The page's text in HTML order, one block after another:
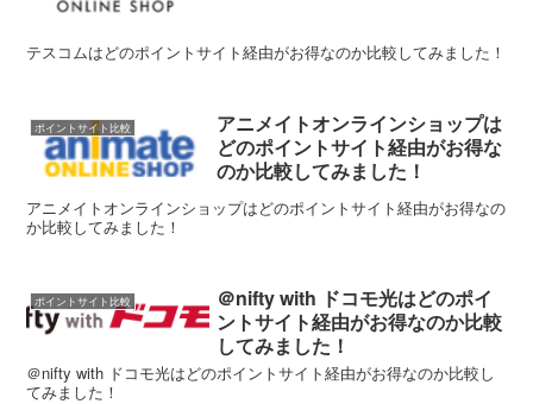
テスコムはどのポイントサイト経由がお得なのか比較してみました！
ポイントサイト比較
アニメイトオンラインショップは
どのポイントサイト経由がお得な
のか比較してみました！
アニメイトオンラインショップはどのポイントサイト経由がお得なの
か比較してみました！
ポイントサイト比較
＠nifty with ドコモ光はどのポイ
ントサイト経由がお得なのか比較
してみました！
＠nifty with ドコモ光はどのポイントサイト経由がお得なのか比較し
てみました！